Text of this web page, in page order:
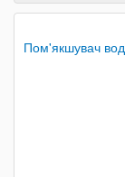
Пом'якшувач